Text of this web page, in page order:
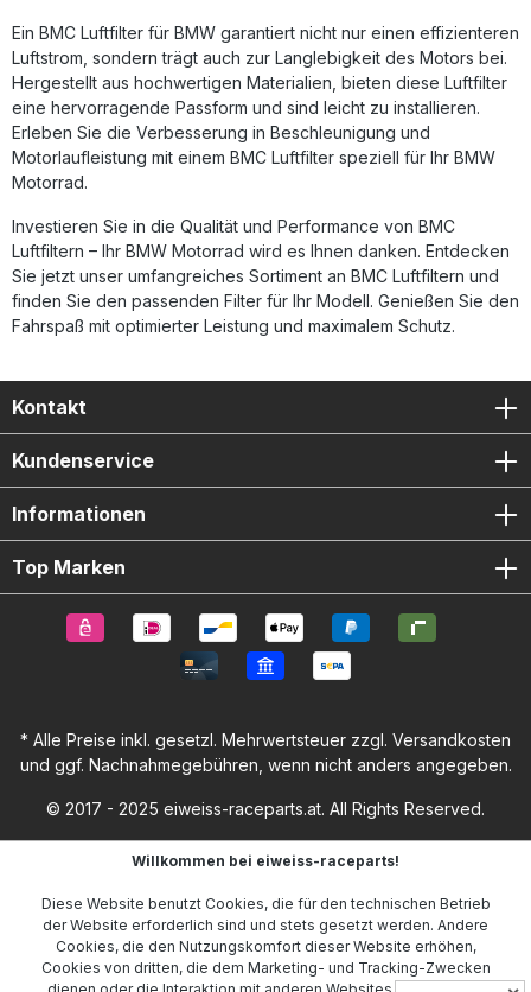
hochwertigem Baumwollgewebe mit Aluminiumgeflecht
Beständig gegen Benzindämpfe und Oxidation Bewährte
Rennsport-Technologie für den Straßeneinsatz
Lieferumfang: 1x BMC Performance / Race Luftfilter
Einbauhinweise
Ein BMC Luftfilter für BMW garantiert nicht nur einen effizienteren
Luftstrom, sondern trägt auch zur Langlebigkeit des Motors bei.
Hergestellt aus hochwertigen Materialien, bieten diese Luftfilter
eine hervorragende Passform und sind leicht zu installieren.
Erleben Sie die Verbesserung in Beschleunigung und
Motorlaufleistung mit einem BMC Luftfilter speziell für Ihr BMW
Motorrad.
Investieren Sie in die Qualität und Performance von BMC
Luftfiltern – Ihr BMW Motorrad wird es Ihnen danken. Entdecken
Sie jetzt unser umfangreiches Sortiment an BMC Luftfiltern und
finden Sie den passenden Filter für Ihr Modell. Genießen Sie den
Fahrspaß mit optimierter Leistung und maximalem Schutz.
Kontakt
Kundenservice
Informationen
Top Marken
* Alle Preise inkl. gesetzl. Mehrwertsteuer zzgl. Versandkosten
und ggf. Nachnahmegebühren, wenn nicht anders angegeben.
© 2017 - 2025 eiweiss-raceparts.at. All Rights Reserved.
Willkommen bei eiweiss-raceparts!
Diese Website benutzt Cookies, die für den technischen Betrieb
der Website erforderlich sind und stets gesetzt werden. Andere
Cookies, die den Nutzungskomfort dieser Website erhöhen,
Cookies von dritten, die dem Marketing- und Tracking-Zwecken